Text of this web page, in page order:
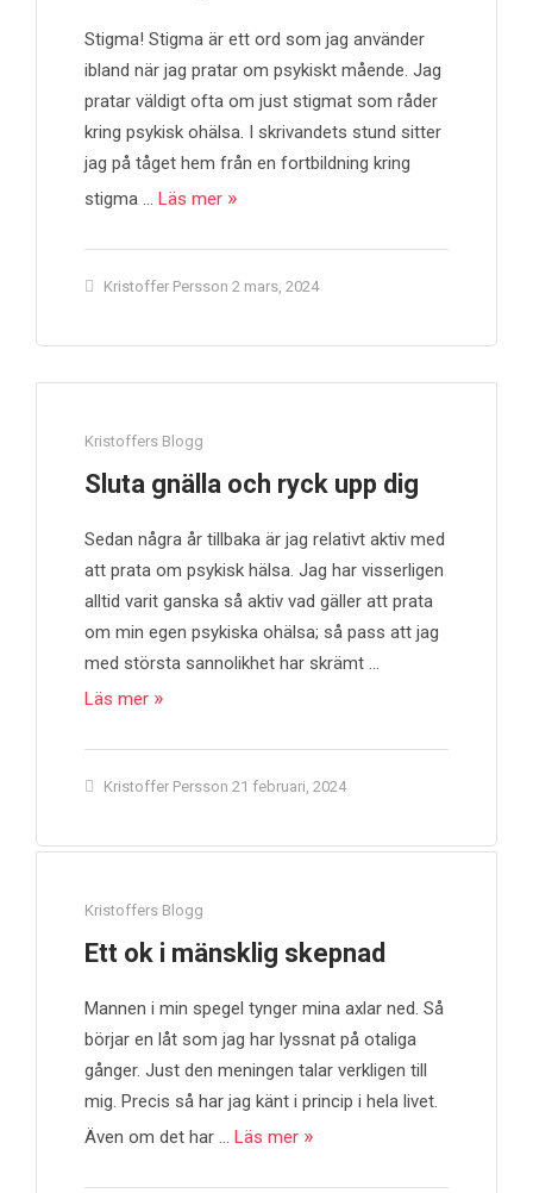
Stigma! Stigma är ett ord som jag använder
ibland när jag pratar om psykiskt mående. Jag
pratar väldigt ofta om just stigmat som råder
kring psykisk ohälsa. I skrivandets stund sitter
jag på tåget hem från en fortbildning kring
stigma … Läs mer
Kristoffer Persson 2 mars, 2024
Kristoffers Blogg
Sluta gnälla och ryck upp dig
Sedan några år tillbaka är jag relativt aktiv med
att prata om psykisk hälsa. Jag har visserligen
alltid varit ganska så aktiv vad gäller att prata
om min egen psykiska ohälsa; så pass att jag
med största sannolikhet har skrämt …
Läs mer
Kristoffer Persson 21 februari, 2024
Kristoffers Blogg
Ett ok i mänsklig skepnad
Mannen i min spegel tynger mina axlar ned. Så
börjar en låt som jag har lyssnat på otaliga
gånger. Just den meningen talar verkligen till
mig. Precis så har jag känt i princip i hela livet.
Även om det har … Läs mer